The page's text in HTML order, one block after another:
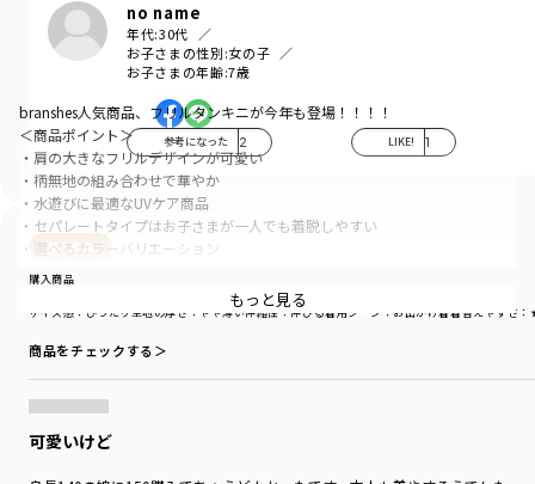
no name
年代:30代
お子さまの性別:女の子
お子さまの年齢:7歳
参考になった 2 LIKE! 1
購入商品
購入商品
サイズ感 ：ぴったり 生地の厚さ ：やや薄い伸縮性：伸びる着用シーン ：お出かけ着着替えやすさ
商品をチェックする＞
可愛いけど
branshes人気商品、フリルタンキニが今年も登場！！！！
＜商品ポイント＞
・肩の大きなフリルデザインが可愛い
・柄無地の組み合わせで華やか
・水遊びに最適なUVケア商品
・セパレートタイプはお子さまが一人でも着脱しやすい
・選べるカラーバリエーション
定番のドット・ストライプだけでなく、人気のレモン柄・花柄も♪
-----
伸縮性：あり
裏地：トップスの胸まわりとパンツのみあり
※140・150cmのみ胸パット付き（脇の裏部分より取り外し可能）
※イエロー・ラベンダー・ローズピンクはWEB限定カラーになります。
※こちらの商品については商品到着後に返品・交換を承る事ができませんの
もっと見る